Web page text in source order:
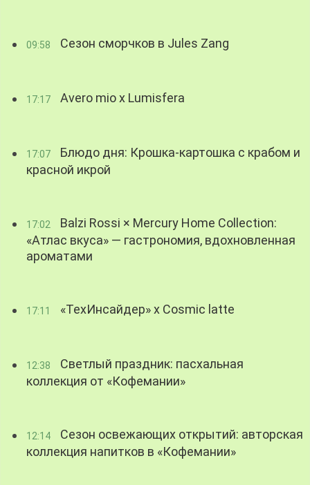
09:58 Сезон сморчков в Jules Zang
17:17 Avero mio x Lumisfera
17:07
Блюдо дня: Крошка-картошка с крабом и
красной икрой
17:02
Balzi Rossi × Mercury Home Collection:
«Атлас вкуса» — гастрономия, вдохновленная
ароматами
17:11 «ТехИнсайдер» х Cosmic latte
12:38
Светлый праздник: пасхальная
коллекция от «Кофемании»
12:14
Сезон освежающих открытий: авторская
коллекция напитков в «Кофемании»